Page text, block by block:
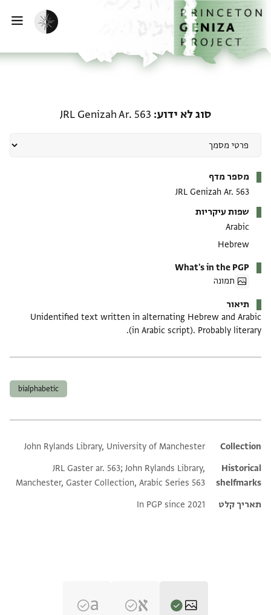
לתוכןהבית
הפעלת מצב כהה
סוג לא ידוע JRL Genizah Ar. 563
מספר מדף
JRL Genizah Ar. 563
שפות עיקריות
Arabic
Hebrew
What's in the PGP
תמונה
תיאור
Unidentified text written in alternating Hebrew and Arabic
(in Arabic script). Probably literary.
bialphabetic
Additional metadata
Collection
John Rylands Library, University of Manchester
Historical
shelfmarks
JRL Gaster ar. 563; John Rylands Library,
Manchester, Gaster Collection, Arabic Series 563
תאריך קלט
In PGP since 2021